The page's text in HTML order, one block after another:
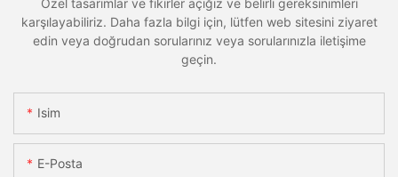
karşılayabiliriz. Daha fazla bilgi için, lütfen web sitesini ziyaret
edin veya doğrudan sorularınız veya sorularınızla iletişime
geçin.
Isim
E-Posta